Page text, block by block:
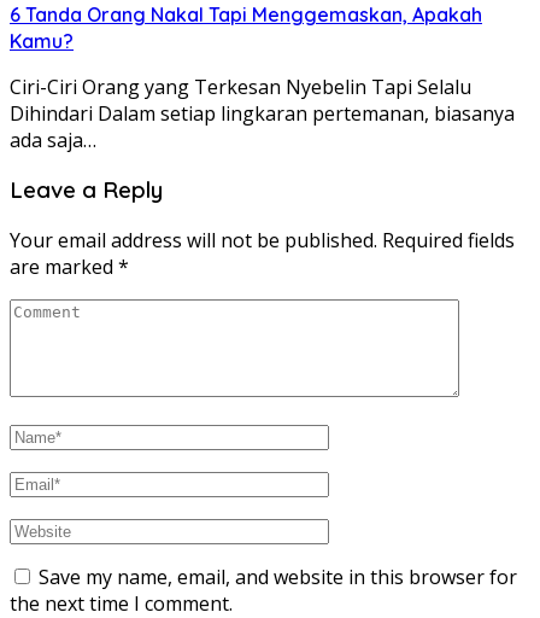
6 Tanda Orang Nakal Tapi Menggemaskan, Apakah
Kamu?
Ciri-Ciri Orang yang Terkesan Nyebelin Tapi Selalu
Dihindari Dalam setiap lingkaran pertemanan, biasanya
ada saja…
Leave a Reply
Your email address will not be published. Required fields
are marked *
Save my name, email, and website in this browser for
the next time I comment.